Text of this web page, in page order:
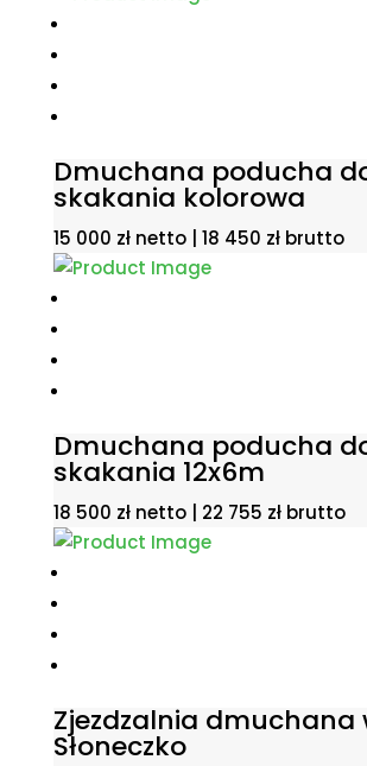
Dmuchana poducha
skakania kolorowa
15 000 zł netto | 18 450 złbrutto
Dmuchana poducha
skakania 12x6m
18 500 zł netto | 22 755 złbrutto
Zjezdzalnia dmuchana
Słoneczko